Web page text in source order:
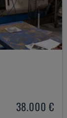
38.000 €